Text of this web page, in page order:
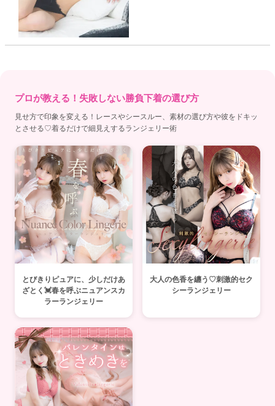
プロが教える！失敗しない勝負下着の選び方
見せ方で印象を変える！レースやシースルー、素材の選び方や彼をドキッ
とさせる♡着るだけで細見えするランジェリー術
とびきりピュアに、少しだけあ
ざとく💓春を呼ぶニュアンスカ
ラーランジェリー
大人の色香を纏う♡刺激的セク
シーランジェリー